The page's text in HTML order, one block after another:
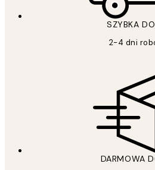
SZYBKA
2-4 dni
DARMOWA